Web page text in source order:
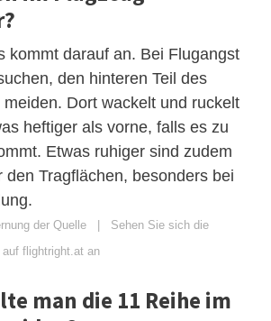
kommt darauf an. Bei Flugangst
den hinteren Teil des
Dort wackelt und ruckelt
heftiger als vorne, falls es zu
Etwas ruhiger sind zudem
den Tragflächen, besonders bei
der Quelle | Sehen Sie sich die
flightright.at an
man die 11 Reihe im